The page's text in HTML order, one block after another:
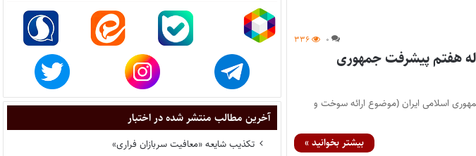
۰ ۳۳۶
برنامه پنج ساله هفتم پیشرفت جمهوری
پیشرفت جمهوری اسلامی ایران (موضوع ارائه سوخت و
بیشتر بخوانید »
آخرین مطالب منتشر شده در اختبار
تکذیب شایعه «معافیت سربازان فراری»